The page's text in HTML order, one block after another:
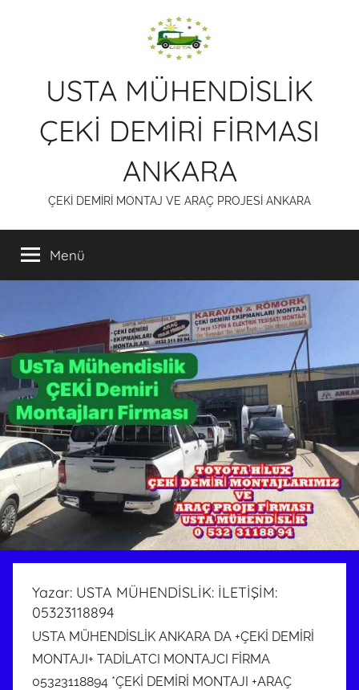
USTA MÜHENDİSLİK
ÇEKİ DEMİRİ FİRMASI
ANKARA
ÇEKİ DEMİRİ MONTAJ VE ARAÇ PROJESİ ANKARA
Menü
Yazar: USTA MÜHENDİSLİK: İLETİŞİM:
05323118894
USTA MÜHENDİSLİK ANKARA DA +ÇEKİ DEMİRİ MONTAJI+ TADİLATCI MONTAJCI FİRMA 05323118894 *ÇEKİ DEMİRİ MONTAJI +ARAÇ PROJE FİRMASI----------------- *DACİA DUSTER ÇEKİ DEMİRİ MONTAJI +ARAÇ PROJE ------------- *HONDA ÇEKİ DEMİRİ TAKMA MONTAJI +ARAÇ PROJE --------------- *FORD ÇEKİ DEMİRİ MONTAJI +ARAÇ PROJE ,,,,,,,,,,,,,,,,,,,,,,,,,,,,,,,,,, *SUZUKİ ÇEKİ DEMİRİ TAKMA MONTAJI +ARAÇ PROJE -------------------- *RENAULT ÇEKİ DEMİRİ TAKMA MONTAJI +ARAÇ PROJE ---------------- *TOYOTA ÇEKİ DEMİRİ TAKMA MONTAJI +ARAÇ PROJE ------------------ *FİYAT ÇEKİ DEMİRİ TAKMA MONTAJI +ARAÇ PROJE ,,,,,,,,,,,,,,,,,,,,,,, , *ÇEKİ DEMİRİ ARAÇ PROJESİ ANKARA,,,,,,,,,,,,,,,,,,,,,,,,,,,,,,,,,, , ÇEKİ DEMİRİ MONTAJI ARAÇ PROJESİ OSTİM ANKARA 05323118894 ------------ USTA MÜHENDİSLİK +++++++++++++++++++++ ⫷ ⫸ ⫷ ⫸ ⫷ ⫸ÇEKİ DEMİRİ MONTAJI ARAÇ PROJESİ ANKARA ,,,,,,,,,,,,,,,,,,,,,,,,,,,,,,, ÇEKİ DEMİRİ ÇEKİ KANCASI TERTİBATI TAKMA SÖKME ÇIKARMA ARAÇ PROJESİ İLGİLİ YÖNETMELİKLERİN İZİN VERDİGİ TÜM ARAÇLARA ARAÇ PROJESİ ANKARA VE ÇEKİ DEMİRİ MONTAJI PROJESİ ANKARA ⫷ ⫸ ⫷ ⫸ ⫷ ⫸05323118894 ⫷ ⫸ ⫷ ⫸ ⫷ ⫸ OTOMOBİLE ÇEKİ DEMİRİ PROJESİ KAMYONETE ÇEKİ DEMİRİ PROJESİ PİKAP KAMYONETE ÇEKİ DEMİRİ PROJESİ+++++++++++++++++++ OTOMOBİLE ÇEKİ DEMİRİ PROJESİ ----------------------------- MİNİBÜSE ÇEKİ DEMİRİ ANKARA ÇEKİ DEMİRİ PROJESİ ⫷ ⫸ ⫷ ⫸ ⫷ ⫸ MİDİBÜSE ÇEKİ DEMİR ÇEKİ DEMİRİ KANCASI PROJESİ ÇEKİ DEMİRİ ARAÇ PROJESİ ANKARA ⫷ ⫸ ⫷ ⫸ ⫷ ⫸AŞAGIDA ÖRNEK VERDİĞİMİZ ARAÇLARIN ARAÇ PROJESİ ANKARA 05323118894 HER TÜRLÜ BİNEK OTOMOBİL,ÇEKİ DEMİRİ ANKARA ÇEKİ DEMİRİ ARAÇ PROJESİ ,,,,,,,,,,,,,,,,,,,,,,,,,,,,,,,,,,,,, ⫷ ⫸ ⫷ ⫸ ⫷ ⫸JEEP ÇEKİ DEMİRİ ANKARA ⫷ ⫸ ⫷ ⫸ ⫷ ⫸ ARAZİ TAŞITI ÇEKİ DEMİRİ MONTAJI ARAÇ PROJESİ OSTİM ANKARA 05323118894 USTA MÜHENDİSLİK++++++++++++++++++++++ ARAÇ PROJESİ Volkswagen ÇEKİ DEMİRİ MONTAJI ARAÇ PROJESİ OSTİM ANKARA 05323118894 USTA MÜHENDİSLİK,,,,,,,,,,,,,,,,,,,,,,,,, ⫷ ⫸ ⫷ ⫸ ⫷ ⫸Renault ÇEKİ DEMİRİ MONTAJI ARAÇ PROJESİ OSTİM ANKARA ⫷ ⫸ ⫷ ⫸ ⫷ ⫸-----------------05323118894 USTA MÜHENDİSLİK---------------------- Ford ÇEKİ DEMİRİ MONTAJI ARAÇ PROJESİ OSTİM ANKARA 05323118894 USTA MÜHENDİSLİK---------------- Fiat ÇEKİ DEMİRİ MONTAJI ARAÇ PROJESİ OSTİM ANKARA 05323118894 USTA MÜHENDİSLİK------------------ OpelÇEKİ DEMİRİ ANKARA ⫷ ⫸ ⫷ ⫸ ⫷ ⫸Hyundai ÇEKİ DEMİRİ ANKARA------------ - ÇEKİ DEMİRİ ANKARA------------ ÇEKİ KANCASI ANKARA TERTİBATI ANKARA------------ TAKMA SÖKME ÇIKARMA ARAÇ PROJESİ 05323118894---------------------- Toyota ÇEKİ DEMİRİ MONTAJI ARAÇ PROJESİ OSTİM ANKARA 05323118894 USTA MÜHENDİSLİK-------------------------------- ⫷ ⫸ ⫷ ⫸ ⫷ ⫸Dacia ÇEKİ DEMİRİ MONTAJI ARAÇ PROJESİ OSTİM ANKARA ⫷ ⫸ ⫷ ⫸ ⫷ ⫸05323118894 ++USTA MÜHENDİSLİK-------------------------------- Peugeot ÇEKİ DEMİRİ MONTAJI ARAÇ PROJESİ OSTİM ANKARA 05323118894 USTA MÜHENDİSLİK ----------------------------------------- Mercedes⫷ ⫸ ⫷ ⫸ ⫷ ⫸ ÇEKİ DEMİRİ MONTAJI ARAÇ PROJESİ OSTİM ANKARA⫷ ⫸ ⫷ ⫸ ⫷ ⫸ 05323118894 ⫷ ⫸ ⫷ ⫸ ⫷ ⫸USTA MÜHENDİSLİK----------- Citroen BMW ÇEKİ DEMİRİ MONTAJI ARAÇ PROJESİ OSTİM ANKARA 05323118894+++ USTA MÜHENDİSLİK---------------------- Nissan ÇEKİ DEMİRİ MONTAJI ARAÇ PROJESİ OSTİM ANKARA ⫷ ⫸ ⫷ ⫸ ⫷ ⫸ 05323118894 ⫷ ⫸ ⫷ ⫸ ⫷ ⫸USTA MÜHENDİSLİK ⫷ ⫸ ⫷ ⫸ ⫷ ⫸--------------------------- Honda ÇEKİ DEMİRİ MONTAJI ARAÇ PROJESİ OSTİM ANKARA ⫷ ⫸ ⫷ ⫸ ⫷ ⫸ 05323118894 USTA MÜHENDİSLİK----------------------- Audi ÇEKİ DEMİRİ MONTAJI ARAÇ PROJESİ OSTİM ANKARA 05323118894 USTA MÜHENDİSLİK ,,,,,,,,,,,,,,,,,,,,,,,,,,,,,,,,,,,,,,,,,,,,,, , Kia ÇEKİ DEMİRİ MONTAJI ARAÇ PROJESİ OSTİM ANKARA 05323118894 USTA MÜHENDİSLİK --------------------------------- Skoda ÇEKİ DEMİRİ MONTAJI ARAÇ PROJESİ OSTİM ANKARA 05323118894 USTA MÜHENDİSLİK ----------------------- ÇEKİ DEMİRİ ANKARA++ ÇEKİ KANCASI ANKARA TAKMA SÖKME ARAÇ PROJESİ +++ChevroletÇEKİ DEMİRİ MONTAJI ARAÇ PROJESİ OSTİM ANKARA 05323118894 USTA MÜHENDİSLİK,,,,,,,,,,,,,,,,,,,, SeatÇEKİ DEMİRİ MONTAJI ARAÇ PROJESİ OSTİM ANKARA 05323118894 USTA MÜHENDİSLİK--------------- ⫷ ⫸ ⫷ ⫸ ⫷ ⫸Mitsubishi ÇEKİ DEMİRİ ANKARA-⫷ ⫸ ⫷ ⫸ ⫷ ⫸------------ ÇEKİ DEMİRİ ANKARA+++ HYUNDAİ MİNİBÜS++ HYUNDAİ X35 ÇEKİ DEMİRİ ANKARA--⫷ ⫸ ⫷ ⫸ ⫷ ⫸- PANELVAN ,,,,,,,,,,,,,,,,,,, ÇEKİ KANCASI ARAÇ PROJESİ ANKARA---------------- HYUNDAİ OTOMOBİL------------ HYUNDAİ ÇEKİ DEMİRİ ANKARA----------- KAMYONET ÇEKİ DEMİRİ MONTAJI ARAÇ PROJESİ OSTİM ANKARA 05323118894 USTA MÜHENDİSLİK---------------- ÇEKİ DEMİRİ ARAÇ PROJESİ FORD YENİ C-MAX,ÇEKİ DEMİRİ ANKARA,,,,,,,,,,,,,,,, FORD S MAX,ÇEKİ DEMİRİ MONTAJI ANKARA------------ ARAÇ PROJESİ OSTİM ANKARA 05323118894 USTA MÜHENDİSLİK+++⫷ ⫸ ⫷ ⫸ ⫷ ⫸ FORD KUGA,ÇEKİ DEMİRİ MONTAJI ARAÇ PROJESİ OSTİM ANKARA ⫷ ⫸ ⫷ ⫸ ⫷ ⫸05323118894 ⫷ ⫸ ⫷ ⫸ ⫷ ⫸USTA MÜHENDİSLİK------------------- FORD GALAXY ÇEKİ DEMİRİ MONTAJI ARAÇ PROJESİ OSTİM ANKARA 05323118894 USTA MÜHENDİSLİK ANKARA------------ FORD ÇEKİ DEMİRİ ANKARA------------------ DFORD TRANSİT CONNECT, CONNECT COMBİ, KAPALI KASA KAMYONET CONNECT ÇEKİ DEMİRİ ANKARA,,,,,,,,,,,,,, ⫷ ⫸ ⫷ ⫸ ⫷ ⫸FORD ÇEKİ DEMİRİ MONTAJI ARAÇ PROJESİ OSTİM ANKARA 05323118894 USTA MÜHENDİSLİK⫷ ⫸ ⫷ ⫸ ⫷ ⫸ RANGER ÇEKİ DEMİRİ MONTAJI ARAÇ PROJESİ OSTİM ANKARA ⫷ ⫸ ⫷ ⫸ ⫷ ⫸05323118894 ⫷ ⫸ ⫷ ⫸ ⫷ ⫸USTA MÜHENDİSLİK ⫷ ⫸ ⫷ ⫸ ⫷ ⫸FORD ÇEKİ DEMİRİ MONTAJI ARAÇ PROJESİ OSTİM ANKARA⫷ ⫸ ⫷ ⫸ ⫷ ⫸ 05323118894 USTA MÜHENDİSLİK TRANSİT VAN,ÇEKİ DEMİRİ ANKARA,,,,,,,,,,,,,,,,,,,,,,,,,,,,,,, FORD KOMBİ/ KOMBİ VAN ÇEKİ DEMİRİ ANKARA,,,,,,,,,,,,,,,,,,,,,,,,, PANEL VAN ÇEKİ DEMİRİANKARA+ÇEKİ DEMİRİ ANKARA ÇEKİ DEMİRİ ARAÇ PROJESİ FORD TRANSİT KAMYONET -------------------------ÇEKİ DEMİRİ ANKARA FORD ÇEKİ DEMİRİ MONTAJI ARAÇ PROJESİ OSTİM ANKARA 05323118894 USTA MÜHENDİSLİK------------------ FORD TRANSİT MİNİBÜS ÇEKİ DEMİRİ ANKARA,,,,,,,,,,,,,,,,, MİNİBÜS ÇEKİ DEMİRİ ANKARA----------------- ÇEKİ DEMİRİ ANKARA MAXİ MİN ÇEKİ DEMİRİ ARAÇ PROJESİ VOLKSWAGEN OTOMOBİL ÇEKİ DEMİRİ ANKARA CADDY KAMYONET, ÇEKİ DEMİRİ MONTAJI ARAÇ PROJESİ OSTİM ANKARA 05323118894 USTA MÜHENDİSLİK----------------- VOLSWAGEN CADDY TRENDLİNE, ÇEKİ DEMİRİ MONTAJI ARAÇ PROJESİ OSTİM ANKARA 05323118894 USTA MÜHENDİSLİK,,,,,,,,,,,,,,, CADDY COMFORTLİNE, ÇEKİ DEMİRİ MONTAJI ARAÇ PROJESİ OSTİM ANKARA 05323118894 USTA MÜHENDİSLİK YENİ MAXİVAN(1,6 TDİ 102PS 4+1/1+1) VOLKSWAGEN ÇEKİ DEMİRİ MONTAJI ARAÇ PROJESİ OSTİM ANKARA 05323118894 USTA MÜHENDİSLİK PANELVAN ÇEKİ DEMİRİ ANKARA---------------- DUSTER ÇEKİ DEMİRİ ANKARA ÇEKİ DEMİRİ ARAÇ PROJESİ , -------------------------- VOLKSWAGENÇEKİ DEMİRİ ANKARA VOLKSWAGENÇEKİ DEMİRİ MONTAJI ARAÇ PROJESİ OSTİM ANKARA 0532311889-----USTA MÜHENDİSLİK VOLKSWAGENÇEKİ DEMİRİ ANKARA CİTY VAN ÇEKİ DEMİRİ ANKARA ÇEKİ DEMİRİ MONTAJI ARAÇ PROJESİ -------------------------------------------- VOLKSWAGEN TRANSPORTERÇEKİ DEMİRİ ANKARA ,,,,,,,,,,,,,,,,,,,,,,,,,,,,,,,,,,,,, CAMLIVAN, CİTYVAN, ÇEKİ DEMİRİ ANKARA PANELVAN,SPORTLİNEÇEKİ DEMİRİ ANKARA VOLKSWAGEN VOLKSWAGENÇEKİ DEMİRİ ANKARA-------------- ÇEKİ DEMİRİÇEKİ DEMİRİ MONTAJI ARAÇ PROJESİ OSTİM ANKARA 05323118894 USTA MÜHENDİSLİK ARAÇ PROJESİ ,,,,,,,,,,,,,,,,,,,,,,,,,,,,,,,,,, PEUGEOT PARTNER,ÇEKİ DEMİRİANKARA+ PARTNERPANELVAN,ÇEKİ DEMİRİANKARA+ KOMBİVAN, ÇEKİ DEMİRİ MONTAJI ARAÇ PROJESİ OSTİM ANKARA 05323118894 USTA MÜHENDİSLİK PARTNER ORİGİN ADVENTURE PACK PEUGEOTÇEKİ DEMİRİ ANKARA BİPPER, ÇEKİ DEMİRİ MONTAJI ARAÇ PROJESİ OSTİM ANKARA 05323118894 USTA MÜHENDİSLİK KAMYONETÇEKİ DEMİRİ ANKARA PEUGEOT BOXER ÇEKİ DEMİRİ ANKARA MİNİBÜS, ÇEKİ DEMİRİ ANKARA ÇEKİ DEMİRİANKARA+ ARAÇ PROJESİ ANKARA+ FİATDOBLO,ÇEKİ DEMİRİANKARA+ DOBLO KOMBİ,ÇEKİ DEMİRİ ANKARA DOBLO KOMBİ MAXİ,ÇEKİ DEMİRİ ANKARA ,,,,,,,,,,,,,,,,,,,,,,,,,,,,,,,,,,,,,,,,,,,,,, DOBLOKARGO,DOBLO FİORİNO,ÇEKİ DEMİRİ ANKARA+++++++++++++++ FİORİNA PANORAMA,ÇEKİ DEMİRİ ANKARA+++++++++++++ DOBLO PANORAMA ÇEKİ DEMİRİ ANKARA FİATÇEKİ DEMİRİ ANKARA++++++++++++++++ DUCATO VAN L1H1 100 HP 2.2 MULTİJET FİAT50NC OTOBÜS ÇEKİ DEMİRİ ARAÇ PROJESİ CİTROEN ÇEKİ DEMİRİ ANKARA,,,,,,,,,,,,,,,,,,,,,,,,,,, BERLİNGO, C15D,ÇEKİ DEMİRİ ANKARA CİTROEN ÇEKİ DEMİRİ MONTAJI ARAÇ PROJESİ OSTİM ANKARA 05323118894 USTA MÜHENDİSLİK NEMO ÇEKİ DEMİRİ MONTAJI ARAÇ PROJESİ OSTİM ANKARA 05323118894 USTA MÜHENDİSLİK CİTROEN ÇEKİ DEMİRİ ANKARA CİTROENÇEKİ DEMİRİ ANKARA JUMPY KAMYONET,MİNİBÜS ÇEKİ DEMİRİ ANKARA ÇEKİ DEMİRİ ARAÇ PROJESİ OPEL ÇEKİ DEMİRİ MONTAJI ARAÇ PROJESİ OSTİM ANKARA 05323118894 USTA MÜHENDİSLİK COMBO PANEL VAN,ÇEKİ DEMİRİANKARA+ OPEL ÇEKİ DEMİRİ ANKARA MOVANO 2.5 CDTİ PANELVAN 8M3 OPEL VİVARO 1.9 CDTİ L1H1 OPEL VİVARO CDTİ CİTY PLUS L1H1 OPEL CORSA VAN COMBO ÇEKİ DEMİRİ ARAÇ PROJESİ 0312 384 00 88 RENAULT YENİ SCEENİC, GRAND SCEENİC, KALEOSÇEKİ DEMİRİ ANKARA RENAULT ÇEKİ DEMİRİ MONTAJI ARAÇ PROJESİ OSTİM ANKARA 05323118894 USTA MÜHENDİSLİK KANGO, ÇEKİ DEMİRİ MONTAJI ARAÇ PROJESİ OSTİM ANKARA 05323118894 USTA MÜHENDİSLİK KANGO EXPRESS, KANGO MULTİX, KANGO PAMPA, KANGO COMBİ MULTİX,ÇEKİ DEMİRİ ANKARA KANGO CAMBİ MAXİ, KANGO EXPRES CLASSİC RENAULT MESSENGER B110.35, TRAFİC PASSENGER 8+1 L1H1 ÇEKİ KANCASI ARAÇ PROJESİ ANKARA RENAULT ÇEKİ DEMİRİ MONTAJI ARAÇ PROJESİ OSTİM ANKARA 05323118894 USTA MÜHENDİSLİK ++++++++++++++++++++++ RENAULTÇEKİ DEMİRİ ANKARA RENAULTÇEKİ DEMİRİ ANKARA ++++++++++++++++++++++++++++++ RENAULT ÇEKİ DEMİRİ MONTAJI ARAÇ PROJESİ OSTİM ANKARA 05323118894 USTA MÜHENDİSLİK RENAULT ÇEKİ DEMİRİ MONTAJI ARAÇ PROJESİ OSTİM ANKARA 05323118894 USTA MÜHENDİSLİK++++++++++++++++ ÇEKİ DEMİRİ ARAÇ PROJESİ MERCEDESÇEKİ DEMİRİ ANKARA VİTO PANEL, ÇEKİ DEMİRİ MONTAJI ARAÇ PROJESİ OSTİM ANKARA 05323118894 USTA MÜHENDİSLİK ++++++++++++++++++++++++++++++++++++++++++++++++++++++++ MİNİBÜS ÇEKİ DEMİRİ MONTAJI ARAÇ PROJESİ OSTİM ANKARA 05323118894 USTA MÜHENDİSLİK MERCEDESÇEKİ DEMİRİ ANKARA ÇEKİ KANCASI ARAÇ PROJESİ ANKARA ÇEKİ DEMİRİ ARAÇ PROJESİ +++++++++++++++++++++ MİNİBÜSPROJESİ OSTİM ANKARA 05323118894 USTA MÜHENDİSLİK İVECO ÇEKİ DEMİRİ MONTAJI ARAÇ PROJESİ OSTİM ANKARA 05323118894 USTA MÜHENDİSLİK KAMYONETÇEKİ DEMİRİ ANKARA ++++++++++++++++++++ ÇEKİ KANCASI ARAÇ PROJESİ ANKARA ,İVECO DAİLY KABİN(35C13-E5, 35C15-E5, 35C15D-E5,35C21-E5, 35S11-E5) ISUZU NKR KAMYONET ÇİFT KABİN TFR 54-20, DMAX 4X4 ÇEKİ DEMİRİ MONTAJI ARAÇ PROJESİ OSTİM ANKARA 05323118894 USTA MÜHENDİSLİK